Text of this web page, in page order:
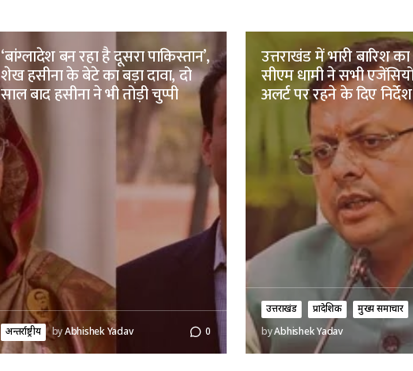
‘बांग्लादेश बन रहा है दूसरा पाकिस्तान’,
शेख हसीना के बेटे का बड़ा दावा, दो
साल बाद हसीना ने भी तोड़ी चुप्पी
अन्तर्राष्ट्रीय byAbhishek Yadav 0
उत्तराखंड में भारी बारिश
सीएम धामी ने सभी
अलर्ट पर रहने के दिए निर्देश
उत्तराखंड प्रादेशिक
मुख्य समाचार
byAbhishek Yadav